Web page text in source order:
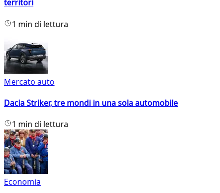
territori
1 min di lettura
Mercato auto
Dacia Striker, tre mondi in una sola automobile
1 min di lettura
Economia